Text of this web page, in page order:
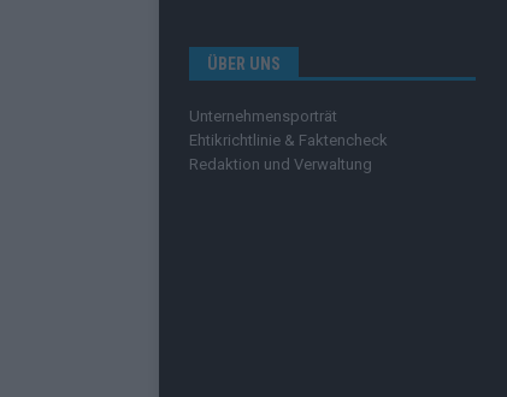
ÜBER UNS
Unternehmensporträt
Ehtikrichtlinie & Faktencheck
Redaktion und Verwaltung